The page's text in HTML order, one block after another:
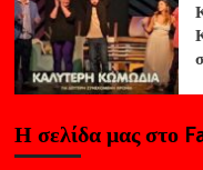
Η σελίδα μας στο